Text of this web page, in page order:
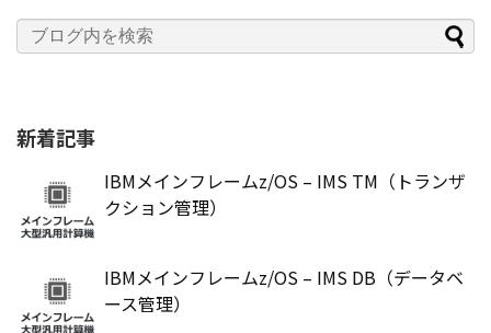
新着記事
IBMメインフレームz/OS – IMS TM（トランザ
クション管理）
IBMメインフレームz/OS – IMS DB（データベ
ース管理）